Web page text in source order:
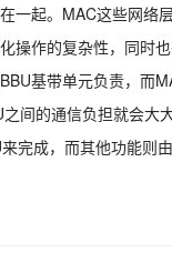
一起。 MAC这些网络
作的复杂性，同时也
基带单元负责，而
间的通信负担就会大大
完成，而其他功能则